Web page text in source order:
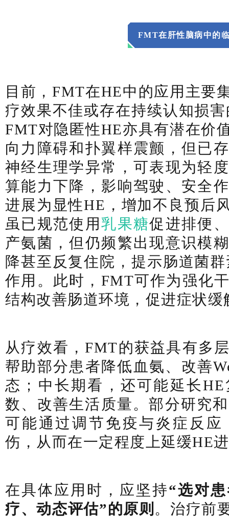
FMT在肝性脑病中的
目前，FMT在HE中的应用主要
疗效果不佳或存在持续认知损
FMT对隐匿性HE亦具有潜在价
向力障碍和扑翼样震颤，但已
神经生理学异常，可表现为轻
算能力下降，影响驾驶、安全
进展为显性HE，增加不良预后
虽已规范使用乳果糖促进排便
产氨菌，但仍频繁出现意识模
降甚至反复住院，提示肠道菌
作用。此时，FMT可作为强化
结构改善肠道环境，促进症状缓
从疗效看，FMT的获益具有多
帮助部分患者降低血氨、改善
态；中长期看，还可能延长
数、改善生活质量。部分研究
可能通过调节免疫与炎症反
伤，从而在一定程度上延缓HE
在具体应用时，应坚持“选对
疗、动态评估”的原则 。治疗前